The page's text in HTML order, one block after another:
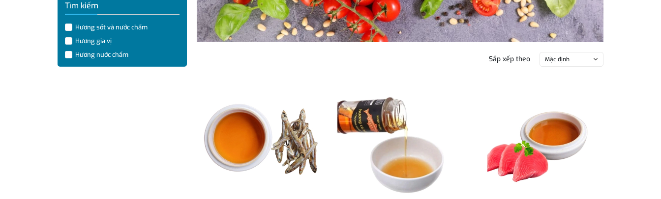
Tìm kiếm
Hương sốt và nước chấm
Hương gia vị
Hương nước chấm
Sắp xếp theo Mặc định